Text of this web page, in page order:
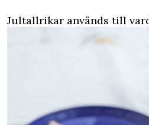
Jultallrikar används till